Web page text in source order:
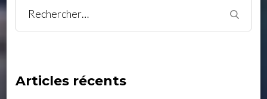
Rechercher :
Articles récents